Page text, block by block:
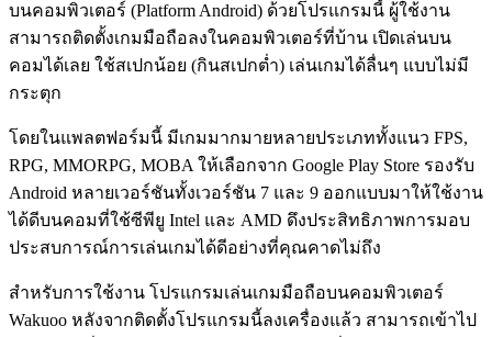
บนคอมพิวเตอร์ (Platform Android) ด้วยโปรแกรมนี้ ผู้ใช้งาน
สามารถติดตั้งเกมมือถือลงในคอมพิวเตอร์ที่บ้าน เปิดเล่นบน
คอมได้เลย ใช้สเปกน้อย (กินสเปกต่ำ) เล่นเกมได้ลื่นๆ แบบไม่มี
กระตุก
โดยในแพลตฟอร์มนี้ มีเกมมากมายหลายประเภททั้งแนว FPS,
RPG, MMORPG, MOBA ให้เลือกจาก Google Play Store รองรับ
Android หลายเวอร์ชันทั้งเวอร์ชัน 7 และ 9 ออกแบบมาให้ใช้งาน
ได้ดีบนคอมที่ใช้ซีพียู Intel และ AMD ดึงประสิทธิภาพการมอบ
ประสบการณ์การเล่นเกมได้ดีอย่างที่คุณคาดไม่ถึง
สำหรับการใช้งาน โปรแกรมเล่นเกมมือถือบนคอมพิวเตอร์
Wakuoo หลังจากติดตั้งโปรแกรมนี้ลงเครื่องแล้ว สามารถเข้าไป